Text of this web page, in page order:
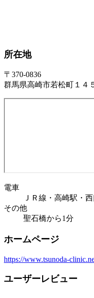
所在地
〒370-0836
群馬県高崎市若松町１４
電車
ＪＲ線・高崎駅・
その他
聖石橋から1分
ホームページ
https://www.tsunoda-
ユーザーレビュー